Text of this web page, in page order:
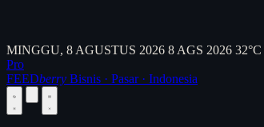
MINGGU, 8 AGUSTUS 2026 8 AGS 2026 32°C
Pro
FEEDberry Bisnis · Pasar · Indonesia